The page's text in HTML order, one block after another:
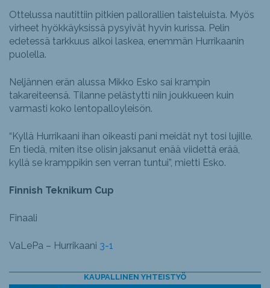
Ottelussa nautittiin pitkien pallorallien taisteluista. Myös
virheet hyökkäyksissä pysyivät hyvin kurissa. Pelin
edetessä tarkkuus alkoi laskea, enemmän Hurrikaanin
puolella.
Neljännen erän alussa Mikko Esko sai krampin
takareiteensä. Tilanne pelästytti niin joukkueen kuin
varmasti koko lentopalloyleisön.
“Kyllä Hurrikaani ihan oikeasti pani meidät nyt tosi lujille.
En tiedä, miten itse olisin jaksanut enää viidettä erää,
kyllä se kramppikin sen verran tuntui”, mietti Esko.
Finnish Teknikum Cup
Finaali
VaLePa – Hurrikaani 3-1
KAUPALLINEN YHTEISTYÖ